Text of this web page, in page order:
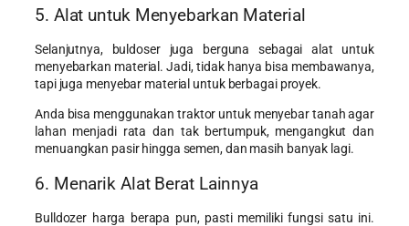
5. Alat untuk Menyebarkan Material
Selanjutnya, buldoser juga berguna sebagai alat untuk
menyebarkan material. Jadi, tidak hanya bisa membawanya,
tapi juga menyebar material untuk berbagai proyek.
Anda bisa menggunakan traktor untuk menyebar tanah agar
lahan menjadi rata dan tak bertumpuk, mengangkut dan
menuangkan pasir hingga semen, dan masih banyak lagi.
6. Menarik Alat Berat Lainnya
Bulldozer harga berapa pun, pasti memiliki fungsi satu ini.